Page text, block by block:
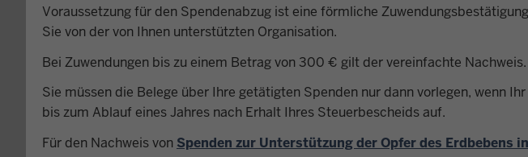
Voraussetzung für den Spendenabzug ist eine förmliche
Sie von der von Ihnen unterstützten Organisation.
Bei Zuwendungen bis zu einem Betrag von 300 € gilt der vereinfachte
Sie müssen die Belege über Ihre getätigten Spenden nur dann vorlegen, wenn
bis zum Ablauf eines Jahres nach Erhalt Ihres Steuerbescheids auf.
Für den Nachweis von Spenden zur Unterstützung der Opfer des Erdbebens